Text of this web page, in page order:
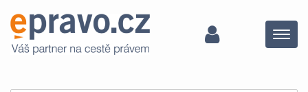
Menu